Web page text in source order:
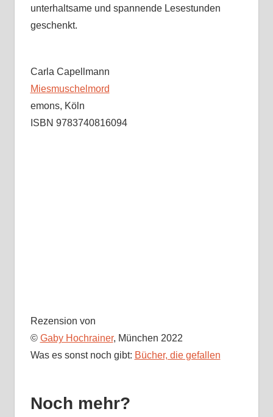
unterhaltsame und spannende Lesestunden
geschenkt.
Carla Capellmann
Miesmuschelmord
emons, Köln
ISBN 9783740816094
Rezension von
© Gaby Hochrainer, München 2022
Was es sonst noch gibt: Bücher, die gefallen
Noch mehr?